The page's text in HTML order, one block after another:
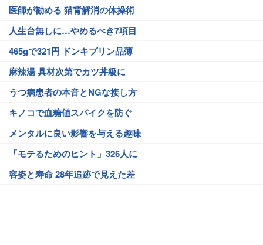
医師が勧める 猫背解消の体操術
人生台無しに…やめるべき7項目
465gで321円 ドンキプリン品薄
麻辣湯 具材次第でカツ丼級に
うつ病患者の本音とNGな接し方
キノコで血糖値スパイクを防ぐ
メンタルに良い影響を与える趣味
「モテるためのヒント」326人に
容姿と寿命 28年追跡で見えた差